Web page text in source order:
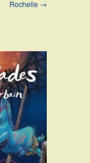
Rochelle →